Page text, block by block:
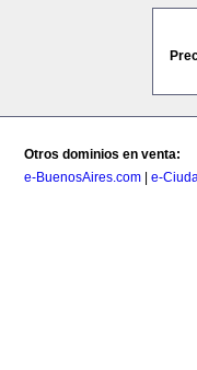
Otros dominios en venta:
e-BuenosAires.com
e-